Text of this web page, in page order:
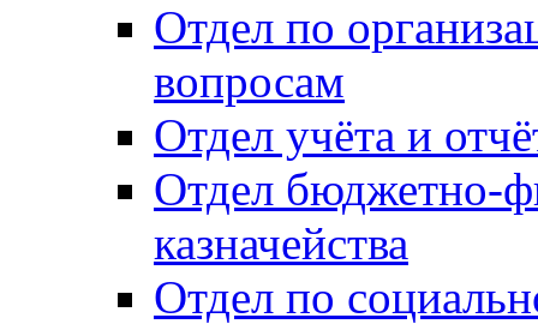
Отдел по
вопросам
Отдел учёта и
Отдел бюджетно-
казначейства
Отдел по